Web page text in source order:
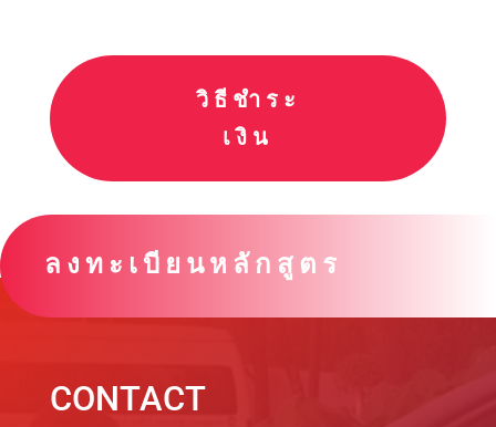
วิธีชำระ
เงิน
ลงทะเบียนหลักสูตร
CONTACT